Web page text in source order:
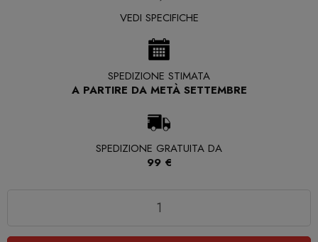
VEDI SPECIFICHE
SPEDIZIONE STIMATA
A PARTIRE DA METÀ SETTEMBRE
SPEDIZIONE GRATUITA DA
99 €